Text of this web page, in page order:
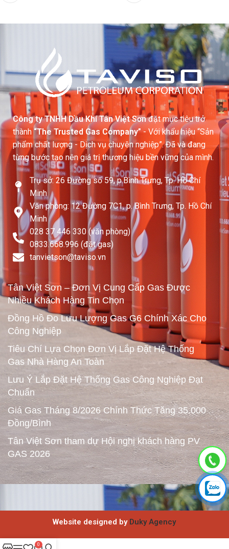
Công ty TNHH Dầu Khí Tân Việt Sơnđặt mục tiêu trở
thành “The Trusted Gas Company”- Với khẩu hiệu “Sản
phẩm chất lượng - Dịch vụ chuyên nghiệp”. Đã và đang
từng bước tạo nên giá trị thương hiệu bền vững của mình.
Trụ sở: 26 Đường số 59, p.Bình Trưng, Tp. Hồ Chí
Minh
Văn phòng: 12 Đường 7C1, p. Bình Trưng, Tp. Hồ Chí
Minh
028 37 446 330 (văn phòng)
0833.668.996 (đặt gas)
tanvietson@taviso.vn​
Tân Việt Sơn – Đơn Vị Cung Cấp Gas Được
Nhiều Khách Hàng Tin Chọn
Đồng Hồ Đo Lưu Lượng Gas G6 Chính Xác Cho
Công Nghiệp
Tiêu Chí Lựa Chọn Đơn Vị Lắp Đặt Hệ Thống
Gas Nhà Hàng An Toàn
Lưu Ý Lắp Đặt Hệ Thống Gas Công Nghiệp Đạt
Chuẩn
Giá Gas Tháng 8/2026 Chính Thức Tăng 35.000
Đồng/Bình
Tân Việt Sơn tham dự Hội nghị khách hàng PV
GAS 2026
Website designed byDuky Agency
0